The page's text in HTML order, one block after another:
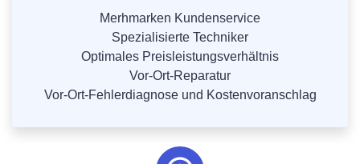
Merhmarken Kundenservice
Spezialisierte Techniker
Optimales Preisleistungsverhältnis
Vor-Ort-Reparatur
Vor-Ort-Fehlerdiagnose und Kostenvoranschlag